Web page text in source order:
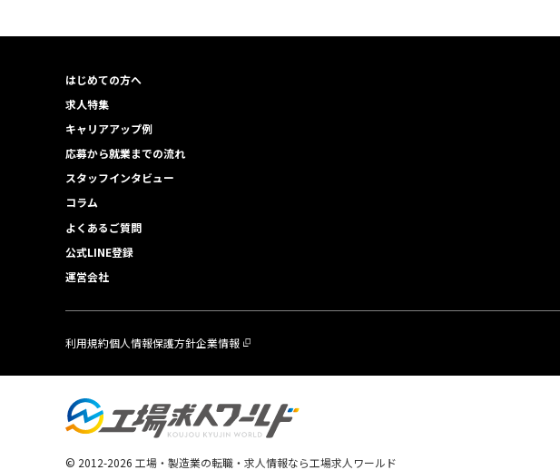
はじめての方へ
求人特集
キャリアアップ例
応募から就業までの流れ
スタッフインタビュー
コラム
よくあるご質問
公式LINE登録
運営会社
利用規約個人情報保護方針企業情報
© 2012-2026 工場・製造業の転職・求人情報なら工場求人ワールド